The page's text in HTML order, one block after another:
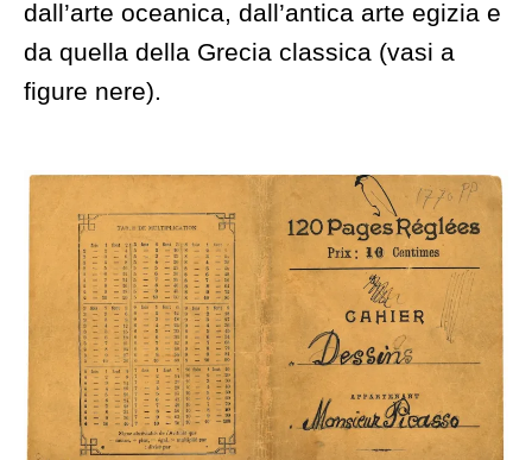
dall’arte oceanica, dall’antica arte egizia e
da quella della Grecia classica (vasi a
figure nere).